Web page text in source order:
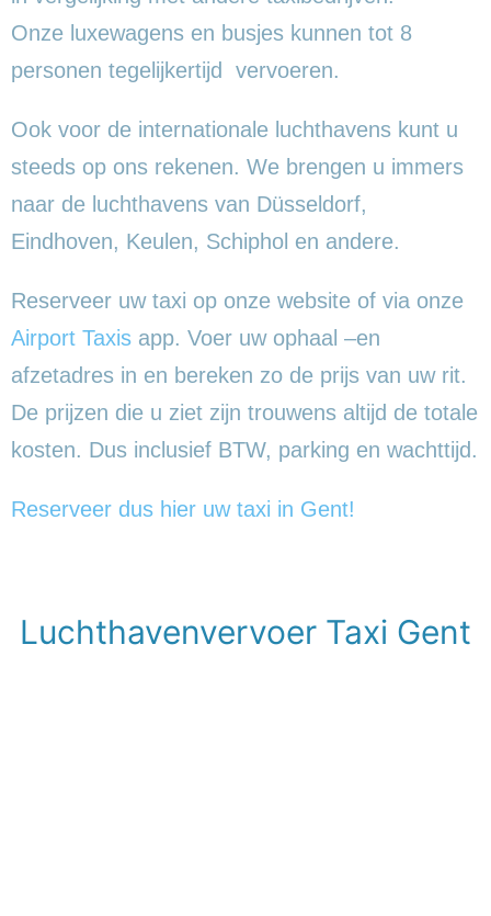
Onze luxewagens en busjes kunnen tot 8
personen tegelijkertijd vervoeren.
Ook voor de internationale luchthavens kunt u
steeds op ons rekenen. We brengen u immers
naar de luchthavens van Düsseldorf,
Eindhoven, Keulen, Schiphol en andere.
Reserveer uw taxi op onze website of via onze
Airport Taxis app. Voer uw ophaal –en
afzetadres in en bereken zo de prijs van uw rit.
De prijzen die u ziet zijn trouwens altijd de totale
kosten. Dus inclusief BTW, parking en wachttijd.
Reserveer dus hier uw taxi in Gent!
Luchthavenvervoer Taxi Gent